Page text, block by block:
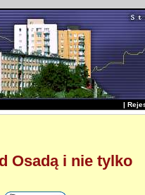
|
Osadą i nie tylko